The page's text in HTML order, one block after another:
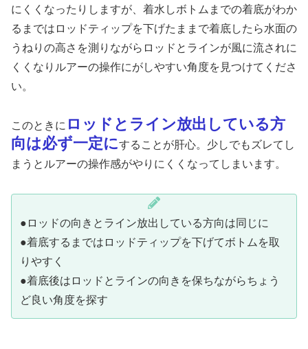
にくくなったりしますが、着水しボトムまでの着底がわか
るまではロッドティップを下げたままで着底したら水面の
うねりの高さを測りながらロッドとラインが風に流されに
くくなりルアーの操作にがしやすい角度を見つけてくださ
い。
このときに ロッドとライン放出している方
向は必ず一定にすることが肝心。少しでもズレてし
まうとルアーの操作感がやりにくくなってしまいます。
●ロッドの向きとライン放出している方向は同じに
●着底するまではロッドティップを下げてボトムを取
りやすく
●着底後はロッドとラインの向きを保ちながらちょう
ど良い角度を探す